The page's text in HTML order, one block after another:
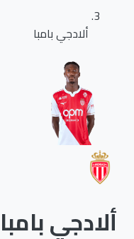
ألادجي بامبا
ألادجي بامبا